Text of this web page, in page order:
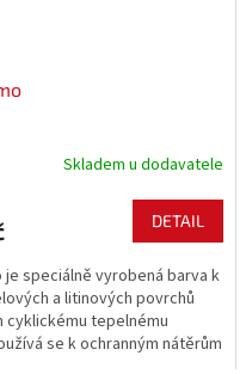
Skladem u dodavatele
DETAIL
je speciálně vyrobená barva k
a litinových povrchů
cyklickému tepelnému
se k ochranným nátěrům